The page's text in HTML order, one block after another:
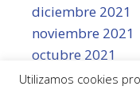
diciembre 2021
noviembre 2021
octubre 2021
septiembre 2021
Utilizamos cookies